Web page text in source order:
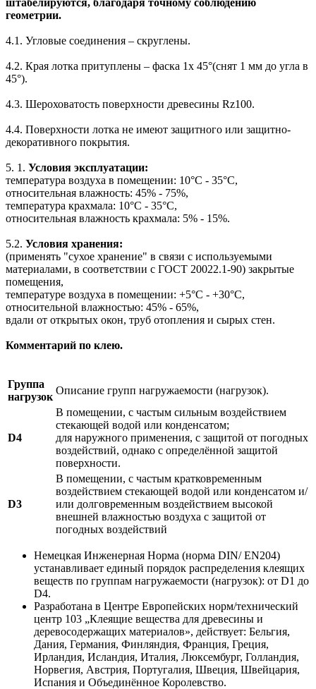
геометрии.
4.1. Угловые соединения – скруглены.
4.2. Края лотка притуплены – фаска 1х 45°(снят 1 мм до угла в
45°).
4.3. Шероховатость поверхности древесины Rz100.
4.4. Поверхности лотка не имеют защитного или защитно-
декоративного покрытия.
5. 1. Условия эксплуатации:
температура воздуха в помещении: 10°С - 35°С,
относительная влажность: 45% - 75%,
температура крахмала: 10°C - 35°С,
относительная влажность крахмала: 5% - 15%.
5.2. Условия хранения:
(применять "сухое хранение" в связи с используемыми
материалами, в соответствии с ГОСТ 20022.1-90) закрытые
помещения,
температуре воздуха в помещении: +5°С - +30°С,
относительной влажностью: 45% - 65%,
вдали от открытых окон, труб отопления и сырых стен.
Комментарий по клею.
Группа
нагрузок
Описание групп нагружаемости (нагрузок).
D4
В помещении, с частым сильным воздействием
стекающей водой или конденсатом;
для наружного применения, с защитой от погодных
воздействий, однако с определённой защитой
поверхности.
D3
В помещении, с частым кратковременным
воздействием стекающей водой или конденсатом и/
или долговременным воздействием высокой
внешней влажностью воздуха с защитой от
погодных воздействий
Немецкая Инженерная Норма (норма DIN/ EN204)
устанавливает единый порядок распределения клеящих
веществ по группам нагружаемости (нагрузок): от D1 до
D4.
Разработана в Центре Европейских норм/технический
центр 103 „Клеящие вещества для древесины и
деревосодержащих материалов», действует: Бельгия,
Дания, Германия, Финляндия, Франция, Греция,
Ирландия, Исландия, Италия, Люксембург, Голландия,
Норвегия, Австрия, Португалия, Швеция, Швейцария,
Испания и Объединённое Королевство.